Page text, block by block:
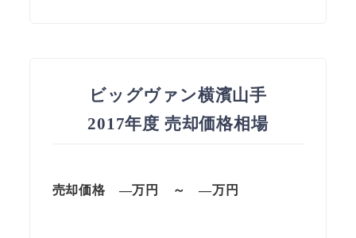
ビッグヴァン横濱山手
2017年度 売却価格相場
売却価格 —万円 ～—万円